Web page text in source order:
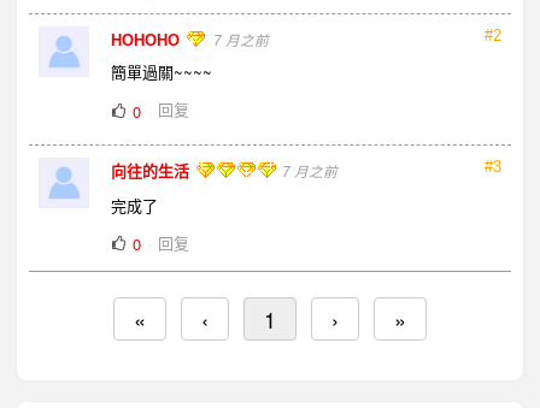
#2
HOHOHO 7 月之前
簡單過關~~~~
0
回复
#3
向往的生活 7 月之前
完成了
0
回复
« ‹ 1 › »